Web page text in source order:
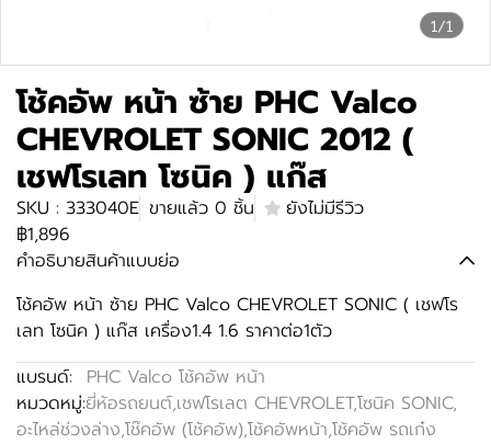
1/1
โช้คอัพ หน้า ซ้าย PHC Valco
CHEVROLET SONIC 2012 (
เชฟโรเลท โซนิค ) แก๊ส
SKU : 333040E ขายแล้ว 0 ชิ้น
ยังไม่มีรีวิว
฿1,896
คำอธิบายสินค้าแบบย่อ
โช้คอัพ หน้า ซ้าย PHC Valco CHEVROLET SONIC ( เชฟโร
เลท โซนิค ) แก๊ส เครื่อง1.4 1.6 ราคาต่อ1ตัว
แบรนด์:
PHC Valco โช้คอัพ หน้า
หมวดหมู่:ยี่ห้อรถยนต์,เชฟโรเลต CHEVROLET,โซนิค SONIC,
อะไหล่ช่วงล่าง,โช๊คอัพ (โช้คอัพ),โช้คอัพหน้า,โช้คอัพ รถเก๋ง